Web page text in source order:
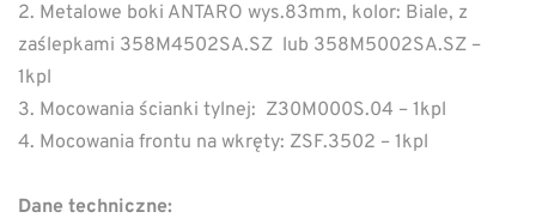
2. Metalowe boki ANTARO wys.83mm, kolor: Biale, z
zaślepkami 358M4502SA.SZ lub 358M5002SA.SZ –
1kpl
3. Mocowania ścianki tylnej: Z30M000S.04 – 1kpl
4. Mocowania frontu na wkręty: ZSF.3502 – 1kpl
Dane techniczne: